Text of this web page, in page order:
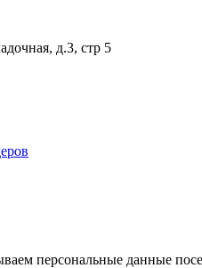
д.3, стр 5
персональные данные